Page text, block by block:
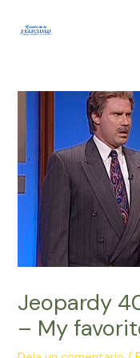
Jeopardy
– My